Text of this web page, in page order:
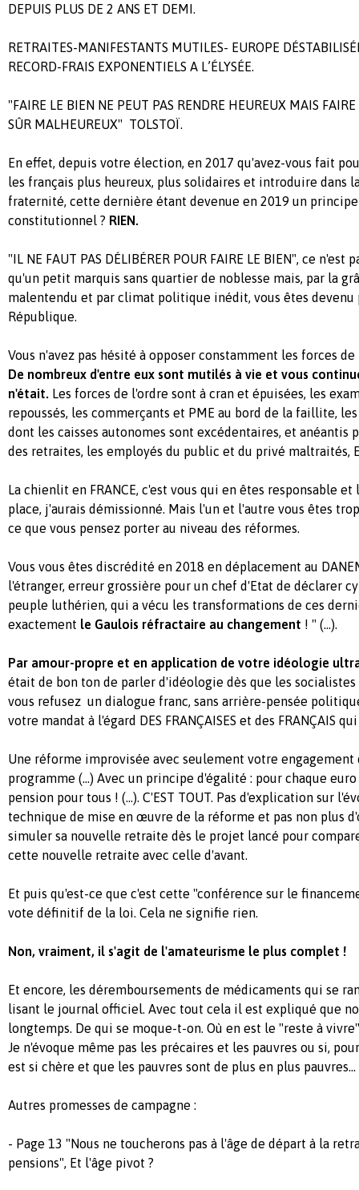
DEPUIS PLUS DE 2 ANS ET DEMI.
RETRAITES-MANIFESTANTS MUTILES- EUROPE
RECORD-FRAIS EXPONENTIELS A L’ÉLYSÉE.
"FAIRE LE BIEN NE PEUT PAS RENDRE HEUREUX MAIS
SÛR MALHEUREUX" TOLSTOÏ.
En effet, depuis votre élection, en 2017 qu'avez-vous fait
les français plus heureux, plus solidaires et introduire dans
fraternité, cette dernière étant devenue en 2019 un
constitutionnel ? RIEN.
"IL NE FAUT PAS DÉLIBÉRER POUR FAIRE LE BIEN", ce n'est
qu'un petit marquis sans quartier de noblesse mais, par la
malentendu et par climat politique inédit, vous êtes devenu
République.
Vous n'avez pas hésité à opposer constamment les forces
De nombreux d'entre eux sont mutilés à vie et vous
n'était. Les forces de l'ordre sont à cran et épuisées, les
repoussés, les commerçants et PME au bord de la faillite,
dont les caisses autonomes sont excédentaires, et anéantis
des retraites, les employés du public et du privé maltraités,
La chienlit en FRANCE, c'est vous qui en êtes responsable
place, j'aurais démissionné. Mais l'un et l'autre vous êtes
ce que vous pensez porter au niveau des réformes.
Vous vous êtes discrédité en 2018 en déplacement au
l'étranger, erreur grossière pour un chef d'Etat de déclarer
peuple luthérien, qui a vécu les transformations de ces
exactement le Gaulois réfractaire au changement ! " (...).
Par amour-propre et en application de votre idéologie
était de bon ton de parler d'idéologie dès que les
vous refusez un dialogue franc, sans arrière-pensée
votre mandat à l'égard DES FRANÇAISES et des FRANÇAIS
Une réforme improvisée avec seulement votre engagement
programme (...) Avec un principe d'égalité : pour chaque
pension pour tous ! (...). C'EST TOUT. Pas d'explication sur
technique de mise en œuvre de la réforme et pas non plus
simuler sa nouvelle retraite dès le projet lancé pour
cette nouvelle retraite avec celle d'avant.
Et puis qu'est-ce que c'est cette "conférence sur le
vote définitif de la loi. Cela ne signifie rien.
Non, vraiment, il s'agit de l'amateurisme le plus complet !
Et encore, les déremboursements de médicaments qui se
lisant le journal officiel. Avec tout cela il est expliqué que
longtemps. De qui se moque-t-on. Où en est le "reste à
Je n'évoque même pas les précaires et les pauvres ou si,
est si chère et que les pauvres sont de plus en plus pauvres...
Autres promesses de campagne :
- Page 13 "Nous ne toucherons pas à l'âge de départ à la
pensions", Et l'âge pivot ?